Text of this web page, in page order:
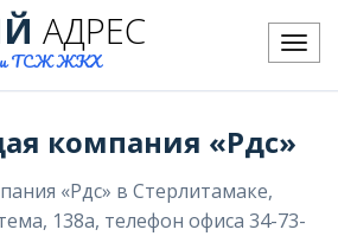
Меню
АДРЕС
и ТСЖ ЖКХ
компания «Рдс»
«Рдс» в Стерлитамаке,
138а, телефон офиса 34-73-